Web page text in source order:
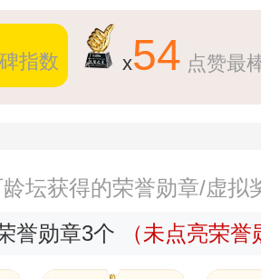
指数 x54 点赞最
坛获得的荣誉勋章/虚拟
誉勋章3个
（未点亮荣